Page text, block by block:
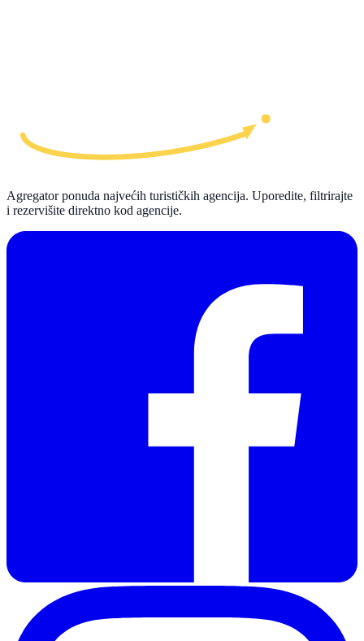
Agregator ponuda najvećih turističkih agencija. Uporedite, filtrirajte
i rezervišite direktno kod agencije.